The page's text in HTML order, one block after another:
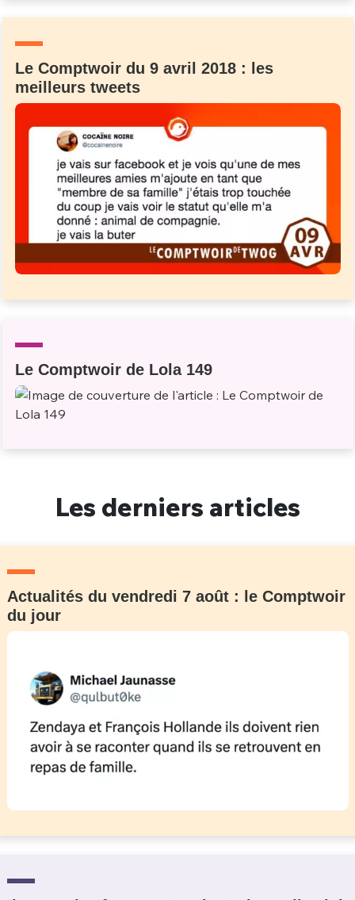
Le Comptwoir du 9 avril 2018 : les
meilleurs tweets
Le Comptwoir de Lola 149
Les derniers articles
Actualités du vendredi 7 août : le Comptwoir
du jour
C'EST PARTI